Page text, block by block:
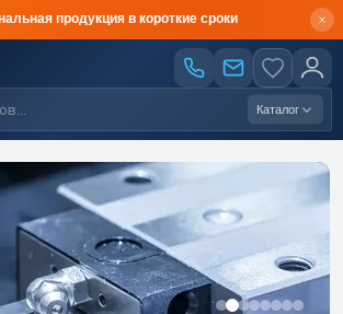
Производство по чертежам
Каталог